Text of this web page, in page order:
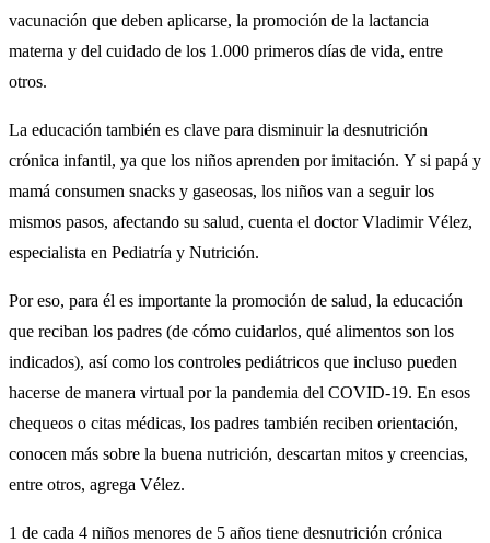
vacunación que deben aplicarse, la promoción de la lactancia
materna y del cuidado de los 1.000 primeros días de vida, entre
otros.
La educación también es clave para disminuir la desnutrición
crónica infantil, ya que los niños aprenden por imitación. Y si papá y
mamá consumen snacks y gaseosas, los niños van a seguir los
mismos pasos, afectando su salud, cuenta el doctor Vladimir Vélez,
especialista en Pediatría y Nutrición.
Por eso, para él es importante la promoción de salud, la educación
que reciban los padres (de cómo cuidarlos, qué alimentos son los
indicados), así como los controles pediátricos que incluso pueden
hacerse de manera virtual por la pandemia del COVID-19. En esos
chequeos o citas médicas, los padres también reciben orientación,
conocen más sobre la buena nutrición, descartan mitos y creencias,
entre otros, agrega Vélez.
1 de cada 4 niños menores de 5 años tiene desnutrición crónica